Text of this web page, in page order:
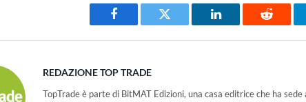
Facebook Twitter LinkedIn Reddit
REDAZIONE TOP TRADE
TopTrade è parte di BitMAT Edizioni, una casa editrice che ha